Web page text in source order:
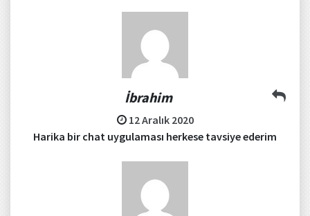
İbrahim
12 Aralık 2020
Harika bir chat uygulaması herkese tavsiye ederim